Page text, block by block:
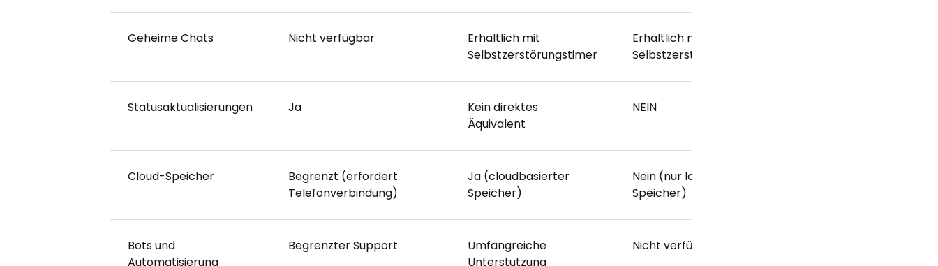
Geheime Chats Nicht verfügbar
Erhältlich mit
Selbstzerstörungstimer
Erhältlich mit
Selbstzerstörungstimer
Statusaktualisierungen Ja
Kein direktes
Äquivalent
NEIN
Cloud-Speicher
Begrenzt (erfordert
Telefonverbindung)
Ja (cloudbasierter
Speicher)
Nein (nur lokaler
Speicher)
Bots und
Automatisierung
Begrenzter Support
Umfangreiche
Unterstützung
Nicht verfügbar